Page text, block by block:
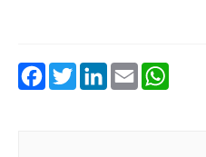
Facebook
Twitter
LinkedIn
Email